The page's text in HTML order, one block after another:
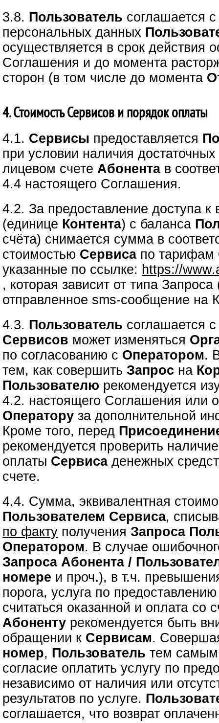
3.8. Пользователь соглашается
персональных данных
осуществляется в срок действия
Соглашения и до момента
сторон (в том числе до момента
4. Стоимость Сервисов и порядок оплаты
4.1. Сервисы предоставляется
при условии наличия
лицевом счетеАбонентав
4.4 настоящего Соглашения.
4.2. За предоставление доступа
(единице Контента) с баланса
счёта) снимается сумма в
стоимостью Сервисапо тарифам
указанные по ссылке: https://
, которая зависит от типа
отправленное sms-сообщение на
4.3. Пользователь соглашается
Сервисов может изменяться
по согласованию с Оператором.
тем, как совершитьЗапрос на
Пользователю рекомендуется
4.2. настоящего Соглашения или
Оператору за дополнительной
Кроме того, перед
рекомендуется проверить
оплаты Сервисаденежных
счете.
4.4. Сумма, эквивалентная
Пользователем Сервиса,
по факту полученияЗапроса
Оператором. В случае
Запроса Абонента /
номере и проч.), в т.ч.
порога, услуга по
считаться оказанной и оплата со
Абоненту рекомендуется быть
обращении к Сервисам.
номер, Пользователь тем самым
согласие оплатить услугу по
независимо от наличия или
результатов по услуге.
соглашается, что возврат